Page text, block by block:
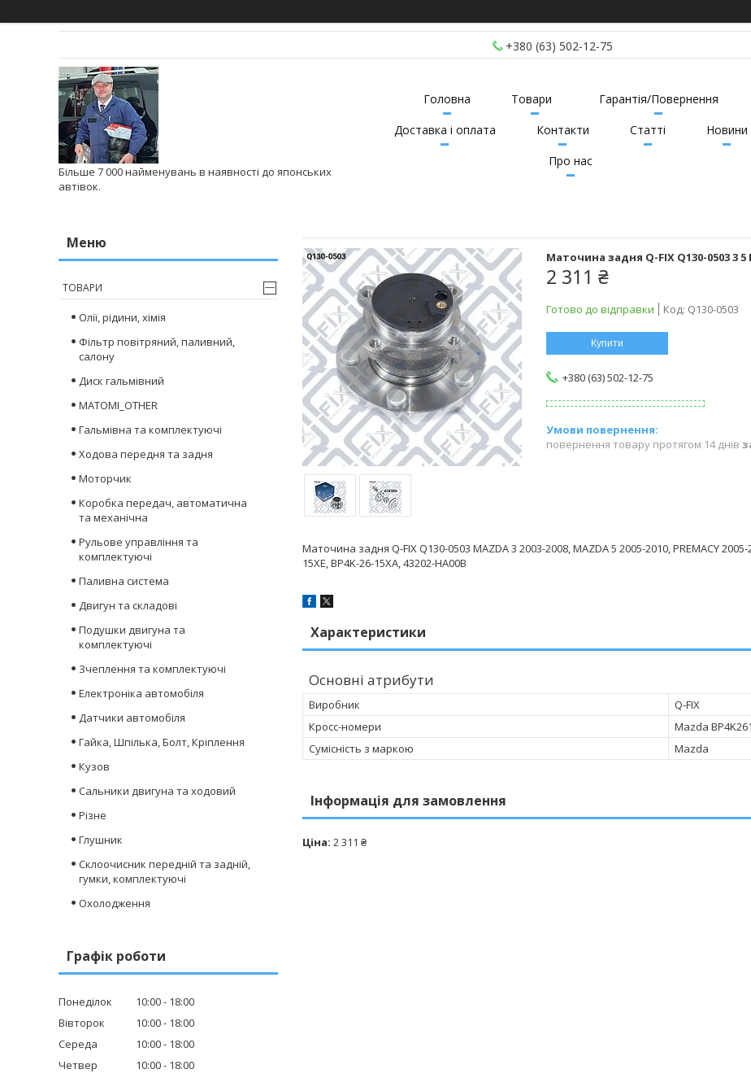
+380 (63) 502-12-75
Більше 7 000 найменувань в наявності до японських
автівок.
Головна Товари
Гарантія/Повернення
Доставка і оплата
Контакти Статті
Новини
Про нас
Маточина задня Q-FIX Q130-0503 3 5
2 311 ₴
Готово до відправки Код: Q130-0503
Купити
+380 (63) 502-12-75
повернення товару протягом 14 днів
Маточина задня Q-FIX Q130-0503 MAZDA 3 2003-2008, MAZDA 5 2005-2010, PREMACY
15XE, BP4K-26-15XA, 43202-HA00B
Характеристики
Основні атрибути
Виробник
Q-FIX
Кросс-номери
Mazda
Сумісність з маркою
Mazda
Інформація для замовлення
Ціна: 2 311 ₴
ТОВАРИ
Олії, рідини, хімія
Фільтр повітряний, паливний,
салону
Диск гальмівний
MATOMI_OTHER
Гальмівна та комплектуючі
Ходова передня та задня
Моторчик
Коробка передач, автоматична
та механічна
Рульове управління та
комплектуючі
Паливна система
Двигун та складові
Подушки двигуна та
комплектуючі
Зчеплення та комплектуючі
Електроніка автомобіля
Датчики автомобіля
Гайка, Шпілька, Болт, Кріплення
Кузов
Сальники двигуна та ходовий
Різне
Глушник
Склоочисник передній та задній,
гумки, комплектуючі
Охолодження
Графік роботи
Понеділок 10:00
18:00
Вівторок
10:00
18:00
Середа
10:00
18:00
Четвер
10:00
18:00